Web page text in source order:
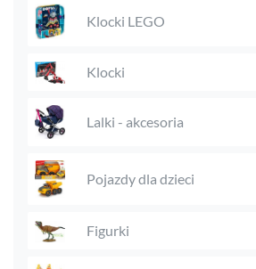
Klocki LEGO
Klocki
Lalki - akcesoria
Pojazdy dla dzieci
Figurki